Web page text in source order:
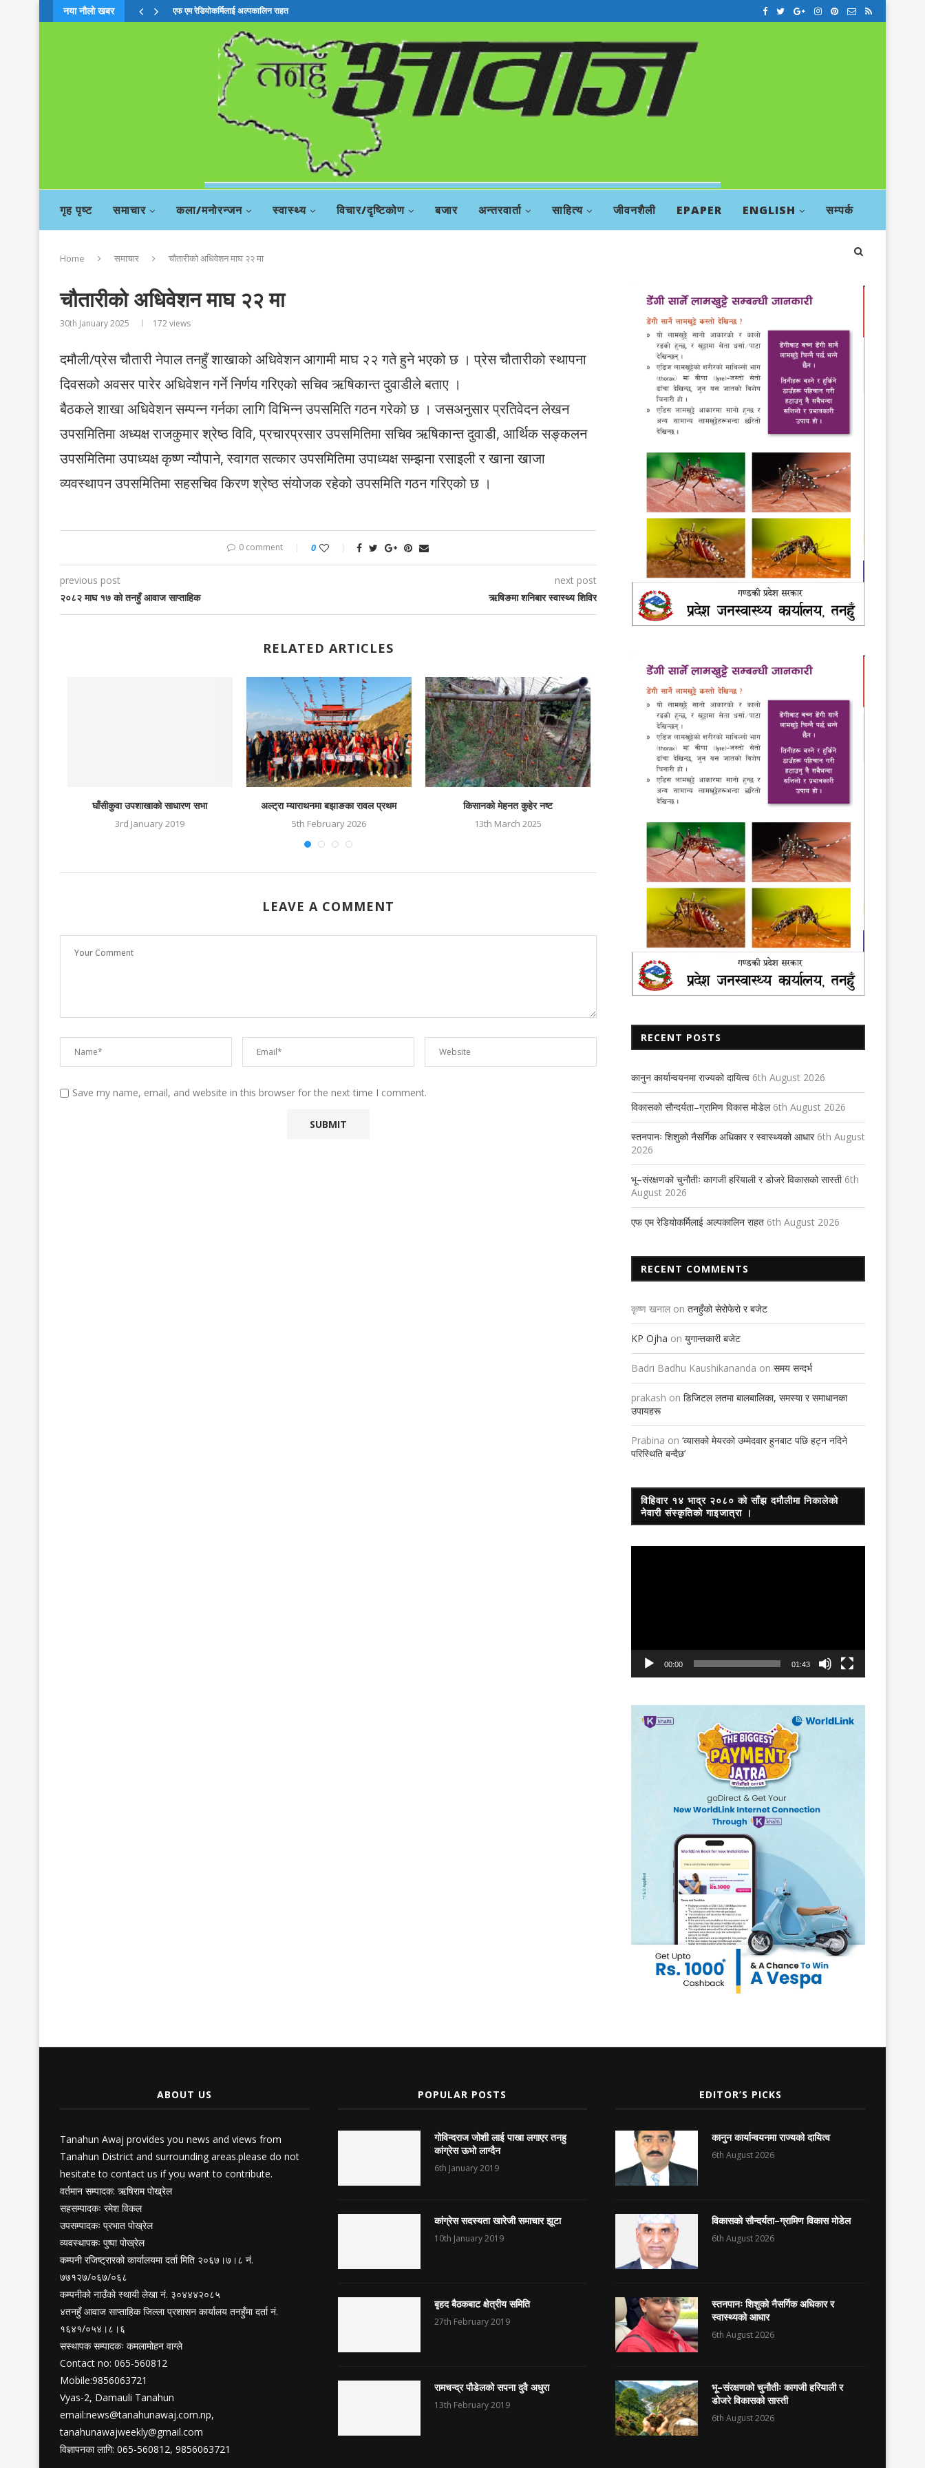
नया नौलो खबर एफ एम रेडियोकर्मिलाई अल्पकालिन राहत
गृह पृष्ट समाचार कला/मनोरन्जन स्वास्थ्य विचार/दृष्टिकोण बजार अन्तरवार्ता साहित्य जीवनशैली EPAPER ENGLISH सम्पर्क
Home समाचार चौतारीको अधिवेशन माघ २२ मा
चौतारीको अधिवेशन माघ २२ मा
30th January 2025 172views
दमौली/प्रेस चौतारी नेपाल तनहुँ शाखाको अधिवेशन आगामी माघ २२ गते हुने भएको छ । प्रेस चौतारीको स्थापना
दिवसको अवसर पारेर अधिवेशन गर्ने निर्णय गरिएको सचिव ऋषिकान्त दुवाडीले बताए ।
बैठकले शाखा अधिवेशन सम्पन्न गर्नका लागि विभिन्न उपसमिति गठन गरेको छ । जसअनुसार प्रतिवेदन लेखन
उपसमितिमा अध्यक्ष राजकुमार श्रेष्ठ विवि, प्रचारप्रसार उपसमितिमा सचिव ऋषिकान्त दुवाडी, आर्थिक सङ्कलन
उपसमितिमा उपाध्यक्ष कृष्ण न्यौपाने, स्वागत सत्कार उपसमितिमा उपाध्यक्ष सम्झना रसाइली र खाना खाजा
व्यवस्थापन उपसमितिमा सहसचिव किरण श्रेष्ठ संयोजक रहेको उपसमिति गठन गरिएको छ ।
0 comment 0
previous post
२०८२ माघ १७ को तनहुँ आवाज साप्ताहिक
next post
ऋषिङमा शनिबार स्वास्थ्य शिविर
RELATED ARTICLES
घाँसीकुवा उपशाखाको साधारण सभा
3rd January 2019
अल्ट्रा म्याराथनमा बझाङका रावल प्रथम
5th February 2026
किसानको मेहनत कुहेर नष्ट
13th March 2025
श्रृङ्ग माविको ६२ औ वार्षिकोत्सव
3rd March 2021
आत्महत्या विरुद्धको दिवसका
19th September 2019
LEAVE A COMMENT
Save my name, email, and website in this browser for the next time I comment.
RECENT POSTS
कानुन कार्यान्वयनमा राज्यको दायित्व 6th August 2026
विकासको सौन्दर्यता–ग्रामिण विकास मोडेल 6th August 2026
स्तनपानः शिशुको नैसर्गिक अधिकार र स्वास्थ्यको आधार 6th August
2026
भू–संरक्षणको चुनौतीः कागजी हरियाली र डोजरे विकासको सास्ती 6th
August 2026
एफ एम रेडियोकर्मिलाई अल्पकालिन राहत 6th August 2026
RECENT COMMENTS
कृष्ण खनाल on तनहुँको सेरोफेरो र बजेट
KP Ojha on युगान्तकारी बजेट
Badri Badhu Kaushikananda on समय सन्दर्भ
prakash on डिजिटल लतमा बालबालिका, समस्या र समाधानका
उपायहरू
Prabina on ‘व्यासको मेयरको उम्मेदवार हुनबाट पछि हट्न नदिने
परिस्थिति बन्दैछ’
विहिवार १४ भाद्र २०८० को साँझ दमौलीमा निकालेको
नेवारी संस्कृतिको गाइजात्रा ।
00:00 01:43
ABOUT US
Tanahun Awaj provides you news and views from
Tanahun District and surrounding areas.please do not
hesitate to contact us if you want to contribute.
वर्तमान सम्पादक: ऋषिराम पोख्रेल
सहसम्पादकः रमेश विकल
उपसम्पादकः प्रभात पोख्रेल
व्यवस्थापकः पुष्पा पोख्रेल
कम्पनी रजिष्ट्रारको कार्यालयमा दर्ता मिति २०६७।७।८ नं.
७७१२७/०६७/०६८
कम्पनीको नाउँको स्थायी लेखा नं. ३०४४४२०८५
४तनहुँ आवाज साप्ताहिक जिल्ला प्रशासन कार्यालय तनहुँमा दर्ता नं.
१६४१/०५४।८।६
सस्थापक सम्पादकः कमलामोहन वाग्ले
Contact no: 065-560812
Mobile:9856063721
Vyas-2, Damauli Tanahun
email:news@tanahunawaj.com.np,
tanahunawajweekly@gmail.com
विज्ञापनका लागि: 065-560812, 9856063721
POPULAR POSTS
गोविन्दराज जोशी लाई पाखा लगाएर तनहु
कांग्रेस ऊभो लाग्दैन
6th January 2019
कांग्रेस सदस्यता खारेजी समाचार झूटा
10th January 2019
बृहद बैठकबाट क्षेत्रीय समिति
27th February 2019
रामचन्द्र पौडेलको सपना दुवै अधुरा
13th February 2019
EDITOR’S PICKS
कानुन कार्यान्वयनमा राज्यको दायित्व
6th August 2026
विकासको सौन्दर्यता–ग्रामिण विकास मोडेल
6th August 2026
स्तनपानः शिशुको नैसर्गिक अधिकार र
स्वास्थ्यको आधार
6th August 2026
भू–संरक्षणको चुनौतीः कागजी हरियाली र
डोजरे विकासको सास्ती
6th August 2026